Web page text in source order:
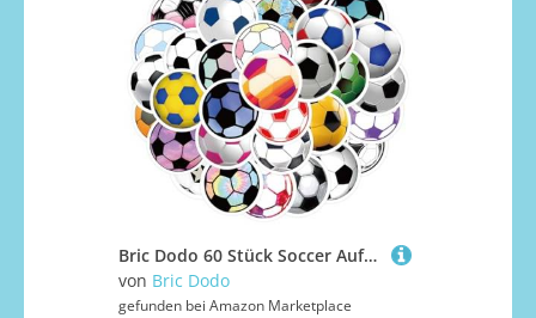
Bric Dodo 60 Stück Soccer Aufkleber Auto Laptop Telefon Gitarre Skateboard Motorrad Fahrrad Football Stickers Set Vinyl Wasserdicht Aesthetic Aufkleber für Jugendliche Kinder Erwachsene
von Bric Dodo
gefunden bei Amazon Marketplace